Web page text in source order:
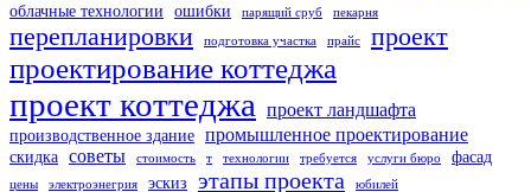
облачные технологии
ошибки парящий сруб пекарня
перепланировки подготовка участка прайс проект
проектирование коттеджа
проект коттеджа проект ландшафта
производственное здание промышленное проектирование
скидка советы стоимость т технологии требуется услуги бюро фасад
цены электроэнегрия эскиз этапы проекта юбилей